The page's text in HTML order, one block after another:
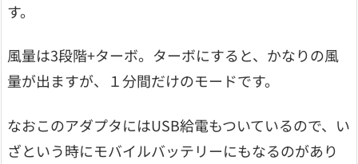
す。
風量は3段階+ターボ。ターボにすると、かなりの風
量が出ますが、１分間だけのモードです。
なおこのアダプタにはUSB給電もついているので、い
ざという時にモバイルバッテリーにもなるのがあり